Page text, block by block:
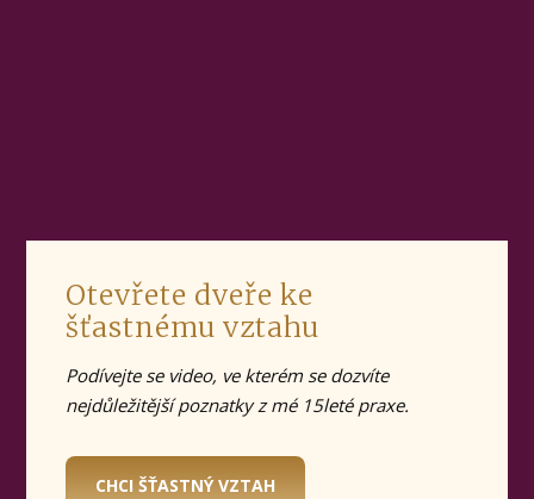
Otevřete dveře ke
šťastnému vztahu
Podívejte se video, ve kterém se dozvíte
nejdůležitější poznatky z mé 15leté praxe.
CHCI ŠŤASTNÝ VZTAH